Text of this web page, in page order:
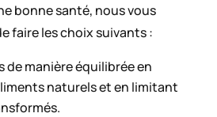
bonne santé, nous vous
faire les choix suivants :
manière équilibrée en
naturels et en limitant